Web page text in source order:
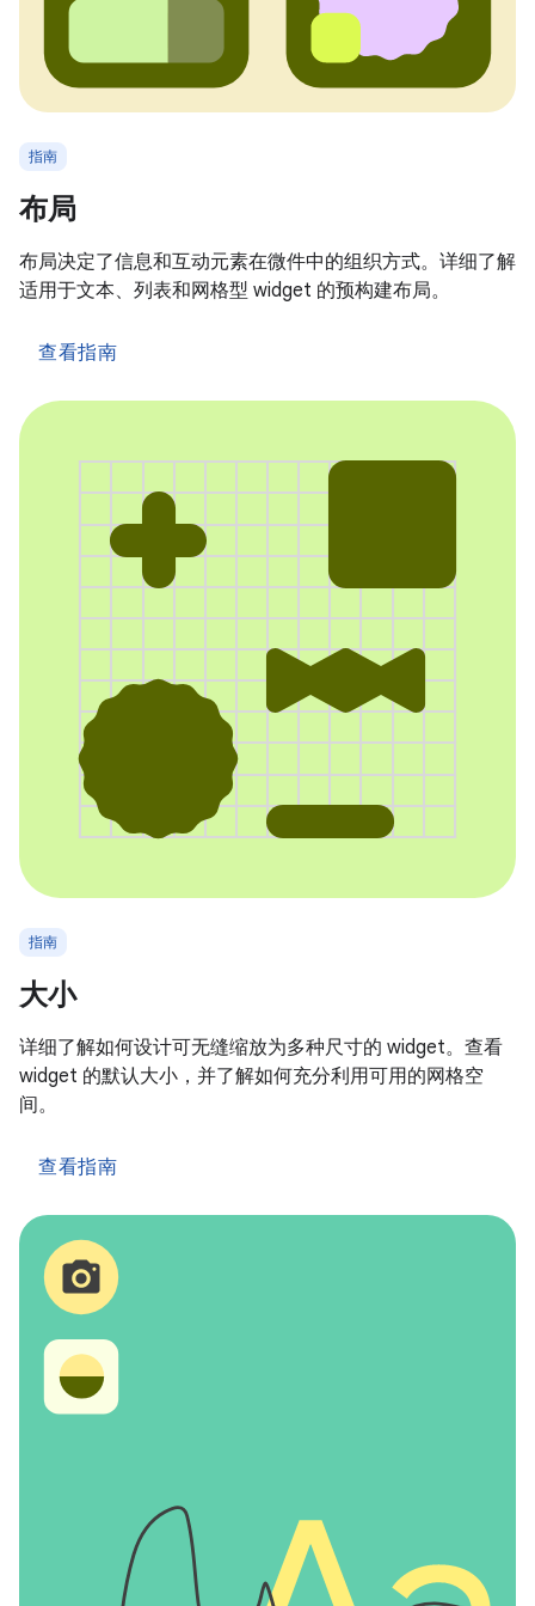
指南
布局
布局决定了信息和互动元素在微件中的组织方式。详细了解
适用于文本、列表和网格型 widget 的预构建布局。
查看指南
指南
大小
详细了解如何设计可无缝缩放为多种尺寸的 widget。查看
widget 的默认大小，并了解如何充分利用可用的网格空
间。
查看指南